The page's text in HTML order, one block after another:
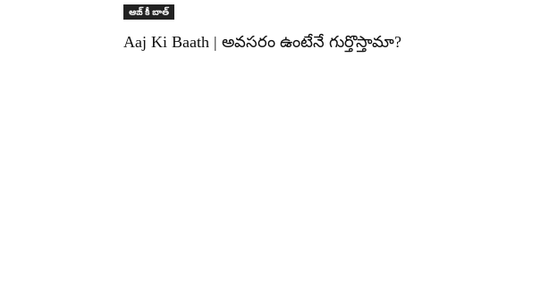
ఆజ్ కీ బాత్
Aaj Ki Baath | అవసరం ఉంటేనే గుర్తొస్తామా?